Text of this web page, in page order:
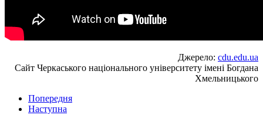
Джерело: cdu.edu.ua
Сайт Черкаського національного університету імені Богдана
Хмельницького
Попередня
Наступна